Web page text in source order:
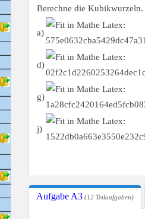
Berechne die Kubikwurzeln.
a)
d)
g)
j)
Aufgabe A3 (12 Teilaufgaben)